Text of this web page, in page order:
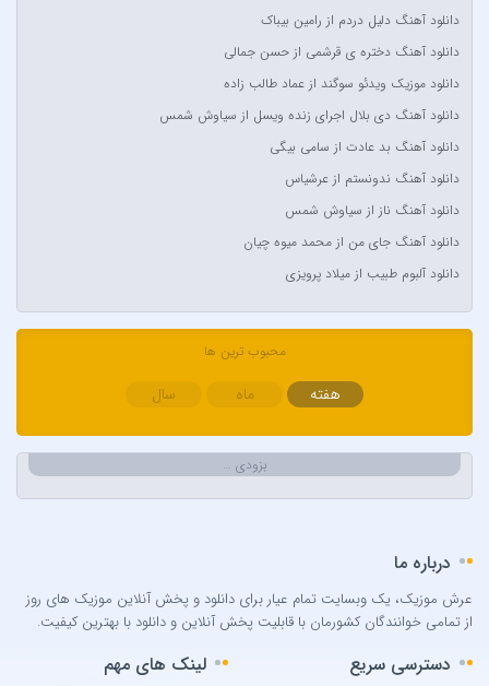
Bilal Sonses & Deniz Toprak
Burak Buluk & Zara & Kurtuluş Kuş
Can Bonomo
Cenk Türk
Cinare Melikzade
دانلود آهنگ دلیل دردم از رامین بیباک
دانلود آهنگ دختره ی قرشمی از حسن جمالی
دانلود موزیک ویدئو سوگند از عماد طالب زاده
دانلود آهنگ دی بلال اجرای زنده ویسل از سیاوش شمس
دانلود آهنگ بد عادت از سامی بیگی
دانلود آهنگ ندونستم از عرشیاس
دانلود آهنگ ناز از سیاوش شمس
دانلود آهنگ جای من از محمد میوه چیان
دانلود آلبوم طبیب از میلاد پرویزی
محبوب ترین ها
هفته ماه سال
بزودی …
درباره ما
عرش موزیک، یک وبسایت تمام عیار برای دانلود و پخش آنلاین موزیک های روز
از تمامی خوانندگان کشورمان با قابلیت پخش آنلاین و دانلود با بهترین کیفیت.
دسترسی سریع لینک های مهم